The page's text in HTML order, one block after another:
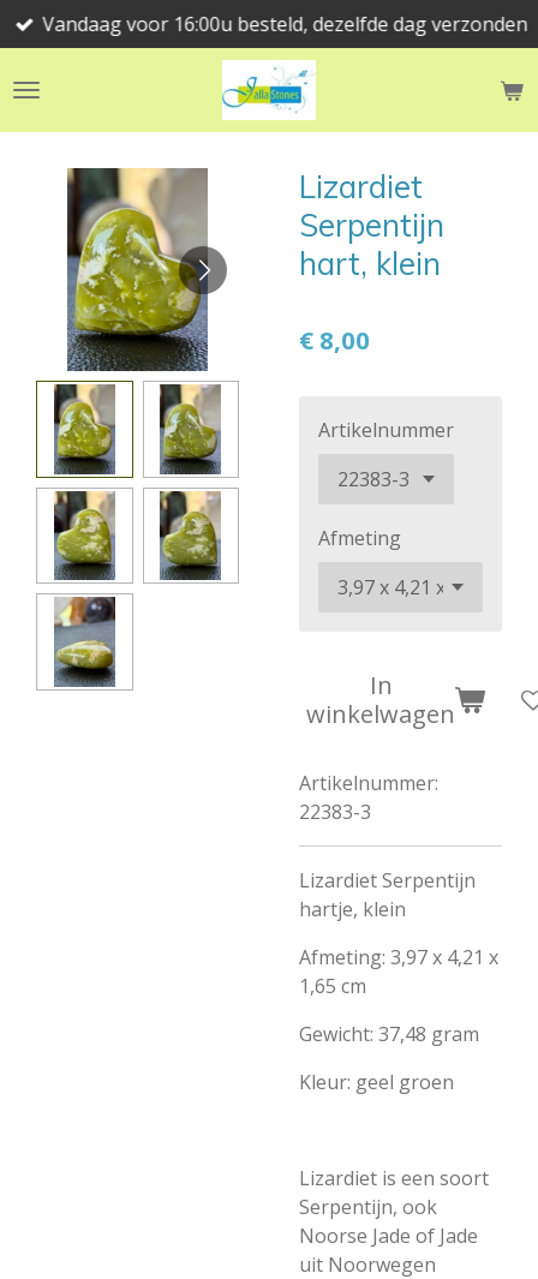
Ga
direct
naar
Vandaag voor 16:00u besteld, dezelfde dag verzonden
Lizardiet
Serpentijn
hart, klein
€ 8,00
Artikelnummer
Afmeting
In
winkelwagen
Artikelnummer:
22383-3
Lizardiet Serpentijn
hartje, klein
Afmeting: 3,97 x 4,21 x
1,65 cm
Gewicht: 37,48 gram
Kleur: geel groen
Lizardiet is een soort
Serpentijn, ook
Noorse Jade of Jade
uit Noorwegen